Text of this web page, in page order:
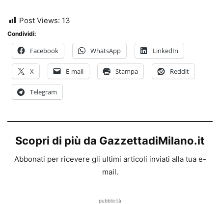
Post Views: 13
Condividi:
Facebook WhatsApp LinkedIn
X E-mail Stampa Reddit
Telegram
Scopri di più da GazzettadiMilano.it
Abbonati per ricevere gli ultimi articoli inviati alla tua e-
mail.
pubblicità